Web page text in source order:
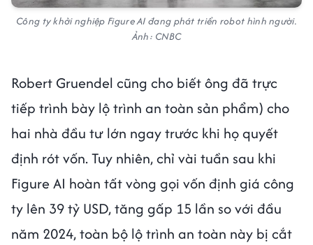
Công ty khởi nghiệp Figure AI đang phát triển robot hình người.
Ảnh: CNBC
Robert Gruendel cũng cho biết ông đã trực
tiếp trình bày lộ trình an toàn sản phẩm) cho
hai nhà đầu tư lớn ngay trước khi họ quyết
định rót vốn. Tuy nhiên, chỉ vài tuần sau khi
Figure AI hoàn tất vòng gọi vốn định giá công
ty lên 39 tỷ USD, tăng gấp 15 lần so với đầu
năm 2024, toàn bộ lộ trình an toàn này bị cắt